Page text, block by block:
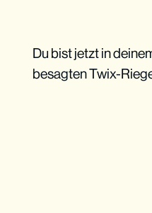
Du bist jetzt in
besagten Twix-